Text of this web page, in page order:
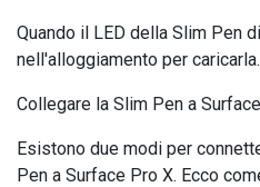
Quando il LED della Slim Pen
nell'alloggiamento per caricarla.
Collegare la Slim Pen a Surface
Esistono due modi per
Pen a Surface Pro X. Ecco